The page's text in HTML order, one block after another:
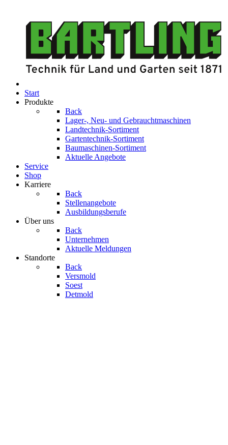
Start
Produkte
Back
Lager-, Neu- und Gebrauchtmaschinen
Landtechnik-Sortiment
Gartentechnik-Sortiment
Baumaschinen-Sortiment
Aktuelle Angebote
Service
Shop
Karriere
Back
Stellenangebote
Ausbildungsberufe
Über uns
Back
Unternehmen
Aktuelle Meldungen
Standorte
Back
Versmold
Soest
Detmold